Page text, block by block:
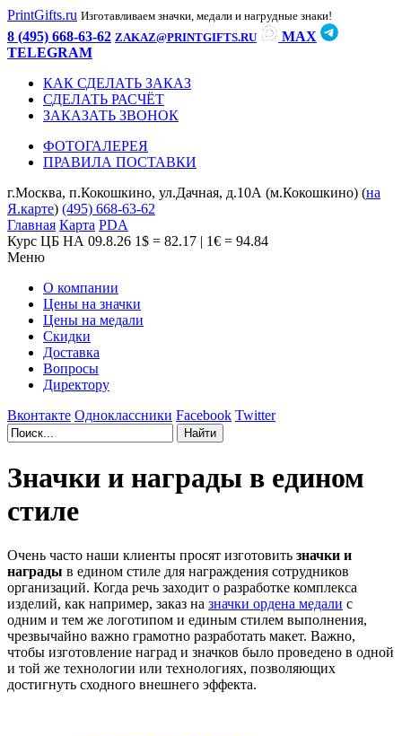
PrintGifts.ru Изготавливаем значки, медали и нагрудные знаки!
8 (495) 668-63-62 ZAKAZ@PRINTGIFTS.RU
MAX
TELEGRAM
КАК СДЕЛАТЬ ЗАКАЗ
СДЕЛАТЬ РАСЧЁТ
ЗАКАЗАТЬ ЗВОНОК
ФОТОГАЛЕРЕЯ
ПРАВИЛА ПОСТАВКИ
г.Москва, п.Кокошкино, ул.Дачная, д.10А (м.Кокошкино) (на
Я.карте) (495) 668-63-62
Главная Карта PDA
Курс ЦБ НА 09.8.26 1$ = 82.17 | 1€ = 94.84
Меню
О компании
Цены на значки
Цены на медали
Скидки
Доставка
Вопросы
Директору
Вконтакте Одноклассники Facebook Twitter
Значки и награды в едином
стиле
Очень часто наши клиенты просят изготовить значки и
награды в едином стиле для награждения сотрудников
организаций. Когда речь заходит о разработке комплекса
изделий, как например, заказ на значки ордена медали с
одним и тем же логотипом и единым стилем выполнения,
чрезвычайно важно грамотно разработать макет. Важно,
чтобы изготовление наград и значков было проведено в одной
и той же технологии или технологиях, позволяющих
достигнуть сходного внешнего эффекта.